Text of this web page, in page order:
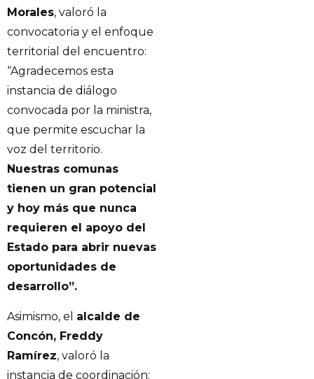
Morales, valoró la
convocatoria y el enfoque
territorial del encuentro:
“Agradecemos esta
instancia de diálogo
convocada por la ministra,
que permite escuchar la
voz del territorio.
Nuestras comunas
tienen un gran potencial
y hoy más que nunca
requieren el apoyo del
Estado para abrir nuevas
oportunidades de
desarrollo”.
Asimismo, el alcalde de
Concón, Freddy
Ramírez, valoró la
instancia de coordinación: